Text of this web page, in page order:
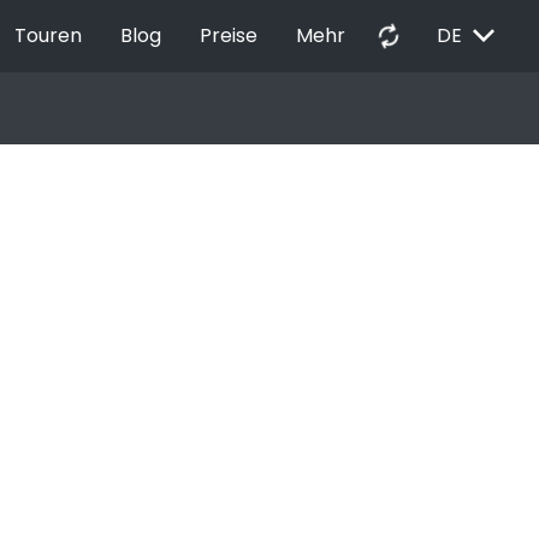
Touren Blog Preise Mehr autorenew DE EXPAND_MORE